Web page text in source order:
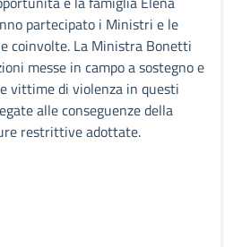
partecipato i Ministri e le
coinvolte. La Ministra Bonetti
messe in campo a sostegno e
vittime di violenza in questi
alle conseguenze della
restrittive adottate.